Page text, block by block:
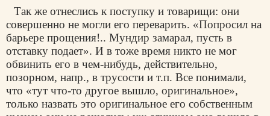
Так же отнеслись к поступку и товарищи: они
совершенно не могли его переварить. «Попросил на
барьере прощения!.. Мундир замарал, пусть в
отставку подает». И в тоже время никто не мог
обвинить его в чем-нибудь, действительно,
позорном, напр., в трусости и т.п. Все понимали,
что «тут что-то другое вышло, оригинальное»,
только назвать это оригинальное его собственным